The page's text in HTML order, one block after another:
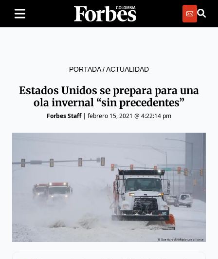
PORTADA/ACTUALIDAD
Estados Unidos se prepara para una
ola invernal “sin precedentes”
Forbes Staff| febrero 15, 2021 @ 4:22:14 pm